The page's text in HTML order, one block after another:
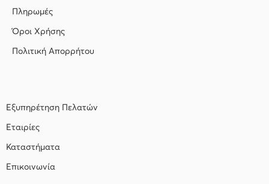
Πληρωμές
Όροι Χρήσης
Πολιτική Απορρήτου
Εξυπηρέτηση Πελατών
Εταιρίες
Καταστήματα
Επικοινωνία